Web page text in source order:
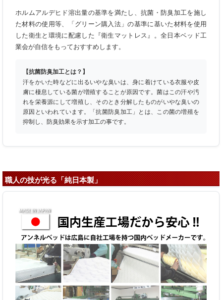
ホルムアルデヒド溶出量の基準を満たし、抗菌・防臭加工を施し
た材料の使用等、「グリーン購入法」の基準に基いた材料を使用
した衛生と環境に配慮した『衛生マットレス』。全日本ベッド工
業会が自信をもっておすすめします。
【抗菌防臭加工とは？】
汗をかいた時などに出るいやな臭いは、身に着けている衣服や皮
膚に棲息している菌が増殖することが原因です。菌はこの汗や汚
れを栄養源にして増殖し、そのとき分解したものがいやな臭いの
原因といわれています。「抗菌防臭加工」とは、この菌の増殖を
抑制し、防臭効果を示す加工の事です。
職人の技が光る「純日本製」